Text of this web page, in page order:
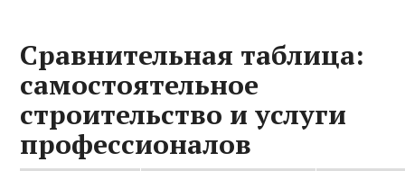
Сравнительная таблица:
самостоятельное
строительство и услуги
профессионалов